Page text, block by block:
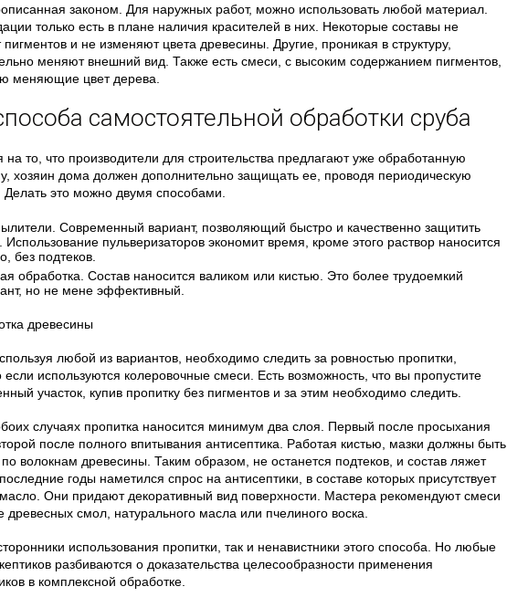
законом. Для наружных работ, можно использовать любой материал.
только есть в плане наличия красителей в них. Некоторые составы не
и не изменяют цвета древесины. Другие, проникая в структуру,
меняют внешний вид. Также есть смеси, с высоким содержанием пигментов,
меняющие цвет дерева.
самостоятельной обработки сруба
на то, что производители для строительства предлагают уже обработанную
хозяин дома должен дополнительно защищать ее, проводя периодическую
Делать это можно двумя способами.
Современный вариант, позволяющий быстро и качественно защитить
Использование пульверизаторов экономит время, кроме этого раствор наносится
без подтеков.
обработка. Состав наносится валиком или кистью. Это более трудоемкий
но не мене эффективный.
любой из вариантов, необходимо следить за ровностью пропитки,
если используются колеровочные смеси. Есть возможность, что вы пропустите
участок, купив пропитку без пигментов и за этим необходимо следить.
случаях пропитка наносится минимум два слоя. Первый после просыхания
после полного впитывания антисептика. Работая кистью, мазки должны быть
волокнам древесины. Таким образом, не останется подтеков, и состав ляжет
годы наметился спрос на антисептики, в составе которых присутствует
Они придают декоративный вид поверхности. Мастера рекомендуют смеси
древесных смол, натурального масла или пчелиного воска.
использования пропитки, так и ненавистники этого способа. Но любые
разбиваются о доказательства целесообразности применения
в комплексной обработке.